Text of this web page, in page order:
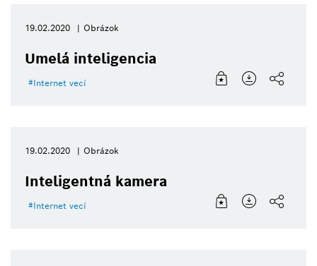
19.02.2020 Obrázok
Umelá inteligencia
Internet vecí
19.02.2020 Obrázok
Inteligentná kamera
Internet vecí